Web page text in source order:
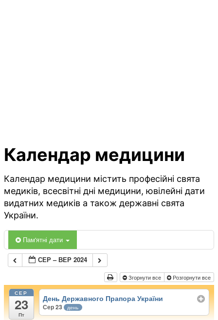
Календар медицини
Календар медицини містить професійні свята
медиків, всесвітні дні медицини, ювілейні дати
видатних медиків а також державні свята
України.
Пам'ятні дати
СЕР – ВЕР 2024
Згорнути все Розгорнути все
СЕР
23
Пт
День Державного Прапора України
Сер 23 день